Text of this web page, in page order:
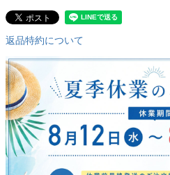
返品特約について